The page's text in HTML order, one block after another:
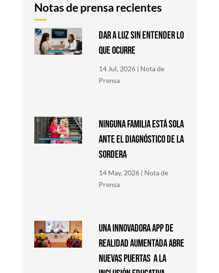
DAR A LUZ SIN ENTENDER LO
QUE OCURRE
14 Jul, 2026 | Nota de
Prensa
NINGUNA FAMILIA ESTÁ SOLA
ANTE EL DIAGNÓSTICO DE LA
SORDERA
14 May, 2026 | Nota de
Prensa
Una innovadora app de
Realidad Aumentada abre
nuevas puertas a la
Notas de prensa recientes